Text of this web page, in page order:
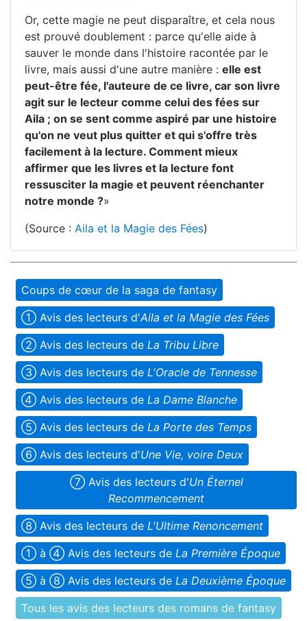
Or, cette magie ne peut disparaître, et cela nous
est prouvé doublement : parce qu'elle aide à
sauver le monde dans l'histoire racontée par le
livre, mais aussi d'une autre manière : elle est
peut-être fée, l'auteure de ce livre, car son livre
agit sur le lecteur comme celui des fées sur
Aila ; on se sent comme aspiré par une histoire
qu'on ne veut plus quitter et qui s'offre très
facilement à la lecture. Comment mieux
affirmer que les livres et la lecture font
ressusciter la magie et peuvent réenchanter
notre monde ?»
(Source : Aila et la Magie des Fées)
Coups de cœur de la saga de fantasy
➀ Avis des lecteurs d'Aila et la Magie des Fées
➁ Avis des lecteurs de La Tribu Libre
➂ Avis des lecteurs de L'Oracle de Tennesse
➃ Avis des lecteurs de La Dame Blanche
➄ Avis des lecteurs de La Porte des Temps
➅ Avis des lecteurs d'Une Vie, voire Deux
➆ Avis des lecteurs d'Un Éternel
Recommencement
➇ Avis des lecteurs de L'Ultime Renoncement
➀ à ➃ Avis des lecteurs de La Première Époque
➄ à ➇ Avis des lecteurs de La Deuxième Époque
Tous les avis des lecteurs des romans de fantasy